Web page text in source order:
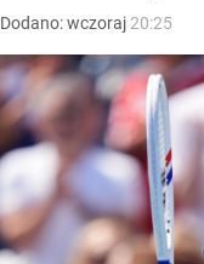
Dodano:wczoraj 20:25